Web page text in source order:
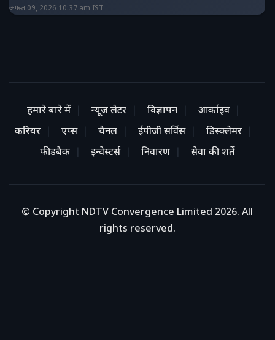
अगस्त 09, 2026 10:37 am IST
हमारे बारे में न्यूज लेटर विज्ञापन
आर्काइव
करियर
एप्स चैनल ईपीजी सर्विस
डिस्क्लेमर
फीडबैक
इन्वेस्टर्स निवारण सेवा की शर्तें
© Copyright NDTV Convergence Limited 2026. All
rights reserved.